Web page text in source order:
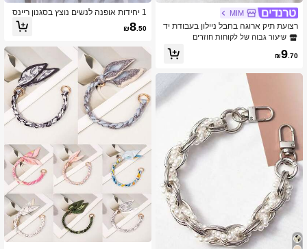
MIM
רצועת תיק ארוגה בחבל ניילון בעבודת יד
שיעור גבוה של לקוחות חוזרים
₪9.70
1 יחידות אופנה לנשים נוצץ בסגנון ריינס
טון תיק ערב תיק יד עם שרשרת חיקוי ריינ
סטון שמנמן מתאים לאירועי ערב ושימוש
כל סוגי התיקים
₪8.50